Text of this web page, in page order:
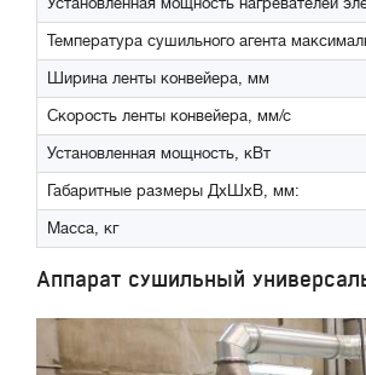
Температура сушильного агента
Ширина ленты конвейера, мм
Скорость ленты конвейера, мм/с
Установленная мощность, кВт
Габаритные размеры ДхШхВ, мм:
Масса, кг
Аппарат сушильный